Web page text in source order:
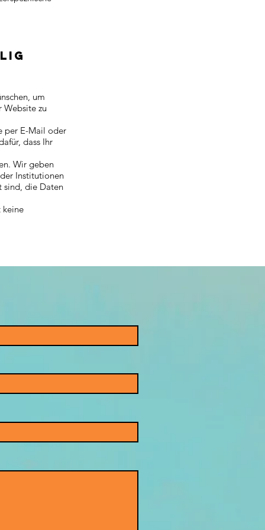
um
Website zu
per E-Mail oder
dass Ihr
Wir geben
Institutionen
sind, die Daten
keine